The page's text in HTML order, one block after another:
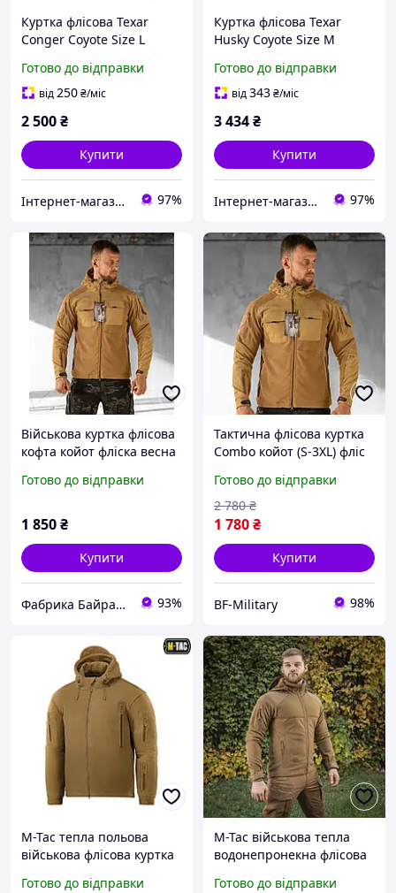
Куртка флісова Texar
Conger Coyote Size L
Готово до відправки
від250₴/міс
2 500₴
Купити
Інтернет-магазин Strikeshop 97%
Куртка флісова Texar
Husky Coyote Size M
Готово до відправки
від343₴/міс
3 434₴
Купити
Інтернет-магазин Strikeshop 97%
Військова куртка флісова
кофта койот фліска весна
Готово до відправки
1 850₴
Купити
Фабрика Байрактар - магазин тактичного спорядження 93%
Тактична флісова куртка
Combo койот (S-3XL) фліс
флісова на блискавці
BAGS
Готово до відправки
1 780₴
2 780 ₴
Купити
BF-Military 98%
M-Tac тепла польова
військова флісова куртка
Готово до відправки
M-Tac військова тепла
водонепронекна флісова
Готово до відправки